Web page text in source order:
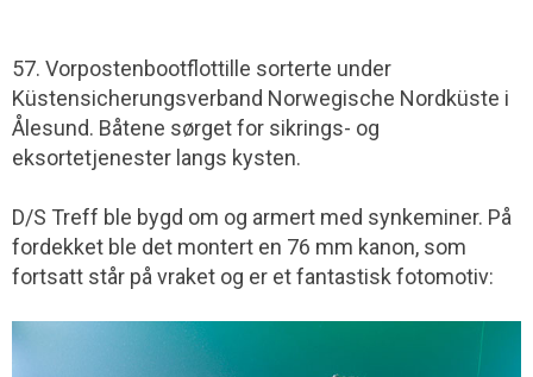
57. Vorpostenbootflottille sorterte under
Küstensicherungsverband Norwegische Nordküste i
Ålesund. Båtene sørget for sikrings- og
eksortetjenester langs kysten.
D/S Treff ble bygd om og armert med synkeminer. På
fordekket ble det montert en 76 mm kanon, som
fortsatt står på vraket og er et fantastisk fotomotiv: